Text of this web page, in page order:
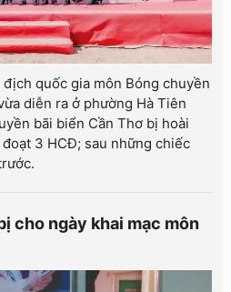
quốc gia môn Bóng chuyền
diễn ra ở phường Hà Tiên
bãi biển Cần Thơ bị hoài
3 HCĐ; sau những chiếc
cho ngày khai mạc môn